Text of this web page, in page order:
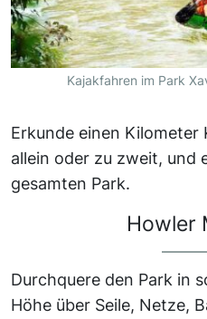
Kajakfahren im Park
Erkunde einen Kilometer
allein oder zu zweit, und
gesamten Park.
Howler
Durchquere den Park in
Höhe über Seile, Netze,